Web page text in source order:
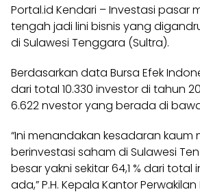
Portal.id Kendari – Investasi pasar
tengah jadi lini bisnis yang
di Sulawesi Tenggara (Sultra).
Berdasarkan data Bursa Efek
dari total 10.330 investor di tahun
6.622 nvestor yang berada di
“Ini menandakan kesadaran kaum
berinvestasi saham di Sulawesi
besar yakni sekitar 64,1 % dari total
ada,” P.H. Kepala Kantor Perwakilan